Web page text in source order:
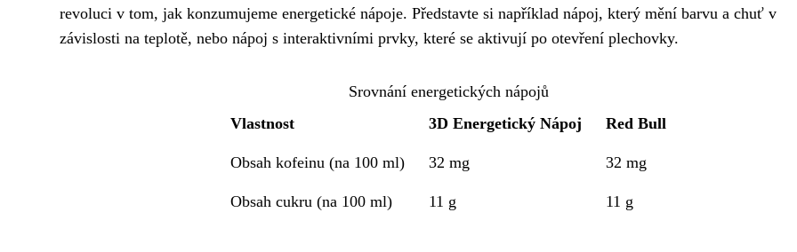
revoluci v tom, jak konzumujeme energetické nápoje. Představte si například nápoj, který mění barvu a chuť v
závislosti na teplotě, nebo nápoj s interaktivními prvky, které se aktivují po otevření plechovky.
Srovnání energetických nápojů
Vlastnost
3D Energetický Nápoj Red Bull
Obsah kofeinu (na 100 ml) 32 mg 32 mg
Obsah cukru (na 100 ml) 11 g 11 g